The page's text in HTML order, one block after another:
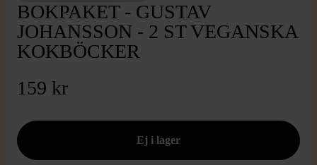
BOKPAKET - GUSTAV
JOHANSSON - 2 ST VEGANSKA
KOKBÖCKER
159 kr